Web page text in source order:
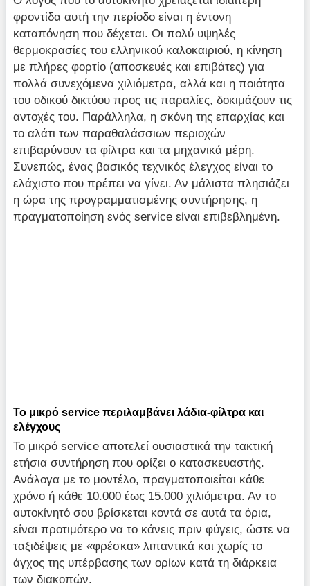
φροντίδα αυτή την περίοδο είναι η έντονη
καταπόνηση που δέχεται. Οι πολύ υψηλές
θερμοκρασίες του ελληνικού καλοκαιριού, η κίνηση
με πλήρες φορτίο (αποσκευές και επιβάτες) για
πολλά συνεχόμενα χιλιόμετρα, αλλά και η ποιότητα
του οδικού δικτύου προς τις παραλίες, δοκιμάζουν τις
αντοχές του. Παράλληλα, η σκόνη της επαρχίας και
το αλάτι των παραθαλάσσιων περιοχών
επιβαρύνουν τα φίλτρα και τα μηχανικά μέρη.
Συνεπώς, ένας βασικός τεχνικός έλεγχος είναι το
ελάχιστο που πρέπει να γίνει. Αν μάλιστα πλησιάζει
η ώρα της προγραμματισμένης συντήρησης, η
πραγματοποίηση ενός service είναι επιβεβλημένη.
Το μικρό service περιλαμβάνει λάδια-φίλτρα και
ελέγχους
Το μικρό service αποτελεί ουσιαστικά την τακτική
ετήσια συντήρηση που ορίζει ο κατασκευαστής.
Ανάλογα με το μοντέλο, πραγματοποιείται κάθε
χρόνο ή κάθε 10.000 έως 15.000 χιλιόμετρα. Αν το
αυτοκίνητό σου βρίσκεται κοντά σε αυτά τα όρια,
είναι προτιμότερο να το κάνεις πριν φύγεις, ώστε να
ταξιδέψεις με «φρέσκα» λιπαντικά και χωρίς το
άγχος της υπέρβασης των ορίων κατά τη διάρκεια
των διακοπών.